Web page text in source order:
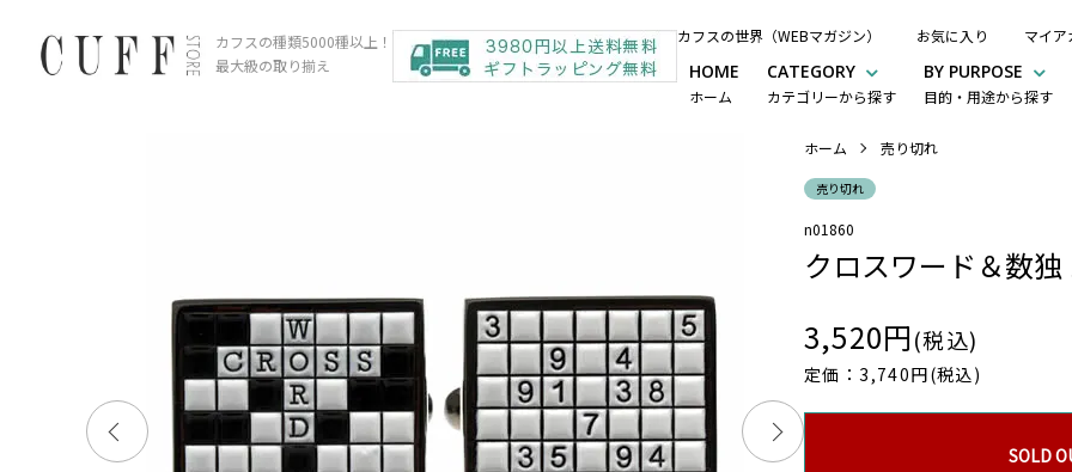
カフスの種類5000種以上！
最大級の取り揃え
HOME
ホーム
CATEGORY
カテゴリーから探す
BY PURPOSE
目的・用途から探す
カフスの世界（WEBマガジン） お気に入り マイア
ホーム 売り切れ
売り切れ
n01860
クロスワード＆数独
3,520円(税込)
定価：3,740円(税込)
SOLD